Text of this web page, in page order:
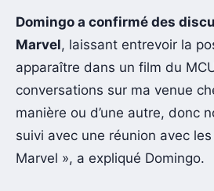
Domingo a confirmé des
Marvel, laissant entrevoir la
apparaître dans un film du
conversations sur ma venue
manière ou d’une autre, donc
suivi avec une réunion avec
Marvel », a expliqué Domingo.